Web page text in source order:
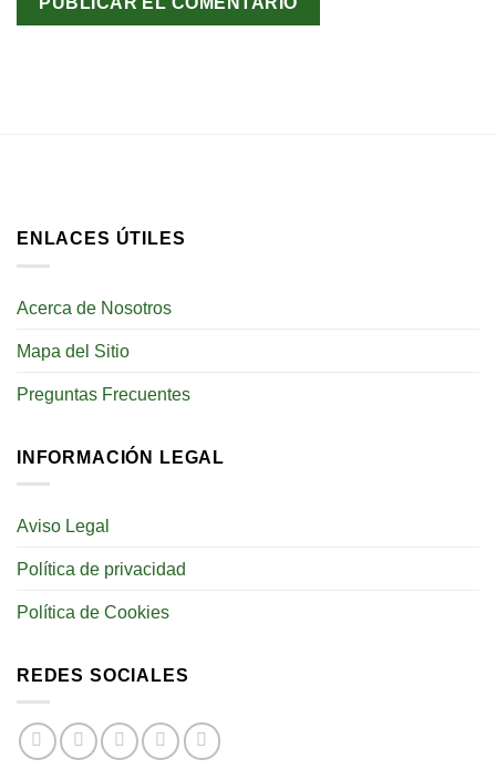
ENLACES ÚTILES
Acerca de Nosotros
Mapa del Sitio
Preguntas Frecuentes
INFORMACIÓN LEGAL
Aviso Legal
Política de privacidad
Política de Cookies
REDES SOCIALES